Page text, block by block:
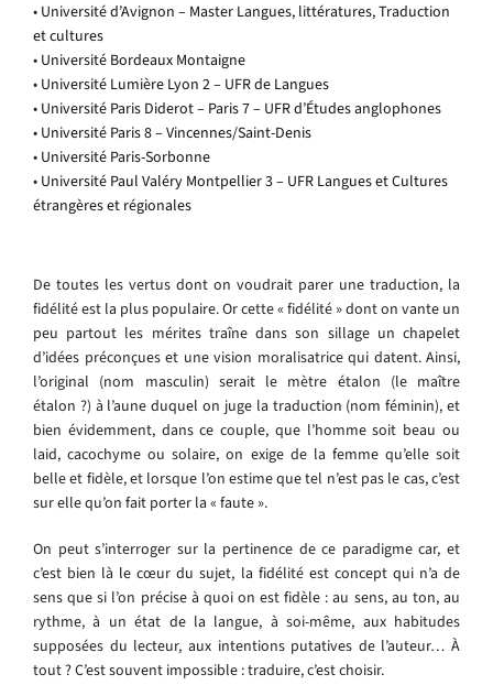
• Université d’Avignon – Master Langues, littératures, Traduction
et cultures
• Université Bordeaux Montaigne
• Université Lumière Lyon 2 – UFR de Langues
• Université Paris Diderot – Paris 7 – UFR d’Études anglophones
• Université Paris 8 – Vincennes/Saint-Denis
• Université Paris-Sorbonne
• Université Paul Valéry Montpellier 3 – UFR Langues et Cultures
étrangères et régionales
De toutes les vertus dont on voudrait parer une traduction, la
fidélité est la plus populaire. Or cette « fidélité » dont on vante un
peu partout les mérites traîne dans son sillage un chapelet
d’idées préconçues et une vision moralisatrice qui datent. Ainsi,
l’original (nom masculin) serait le mètre étalon (le maître
étalon ?) à l’aune duquel on juge la traduction (nom féminin), et
bien évidemment, dans ce couple, que l’homme soit beau ou
laid, cacochyme ou solaire, on exige de la femme qu’elle soit
belle et fidèle, et lorsque l’on estime que tel n’est pas le cas, c’est
sur elle qu’on fait porter la « faute ».
On peut s’interroger sur la pertinence de ce paradigme car, et
c’est bien là le cœur du sujet, la fidélité est concept qui n’a de
sens que si l’on précise à quoi on est fidèle : au sens, au ton, au
rythme, à un état de la langue, à soi-même, aux habitudes
supposées du lecteur, aux intentions putatives de l’auteur… À
tout ? C’est souvent impossible : traduire, c’est choisir.